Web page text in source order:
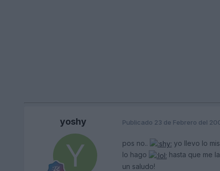
yoshy Publicado 23 de Febrero del
pos no..
yo llevo lo
lo hago
hasta que me
un saludo!